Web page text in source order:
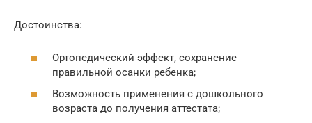
Достоинства:
Ортопедический эффект, сохранение
правильной осанки ребенка;
Возможность применения с дошкольного
возраста до получения аттестата;